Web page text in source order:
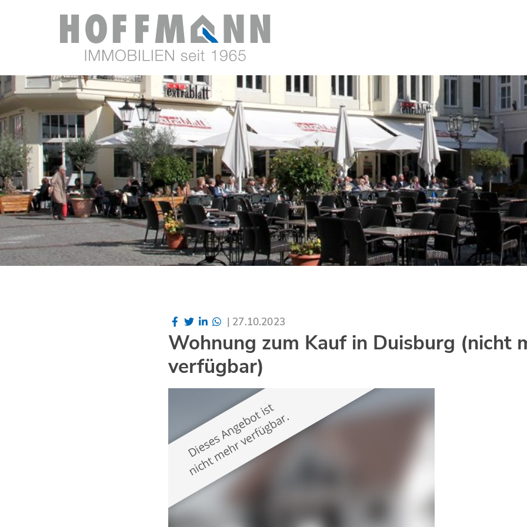
| 27.10.2023
Wohnung zum Kauf in Duisburg (nicht
verfügbar)